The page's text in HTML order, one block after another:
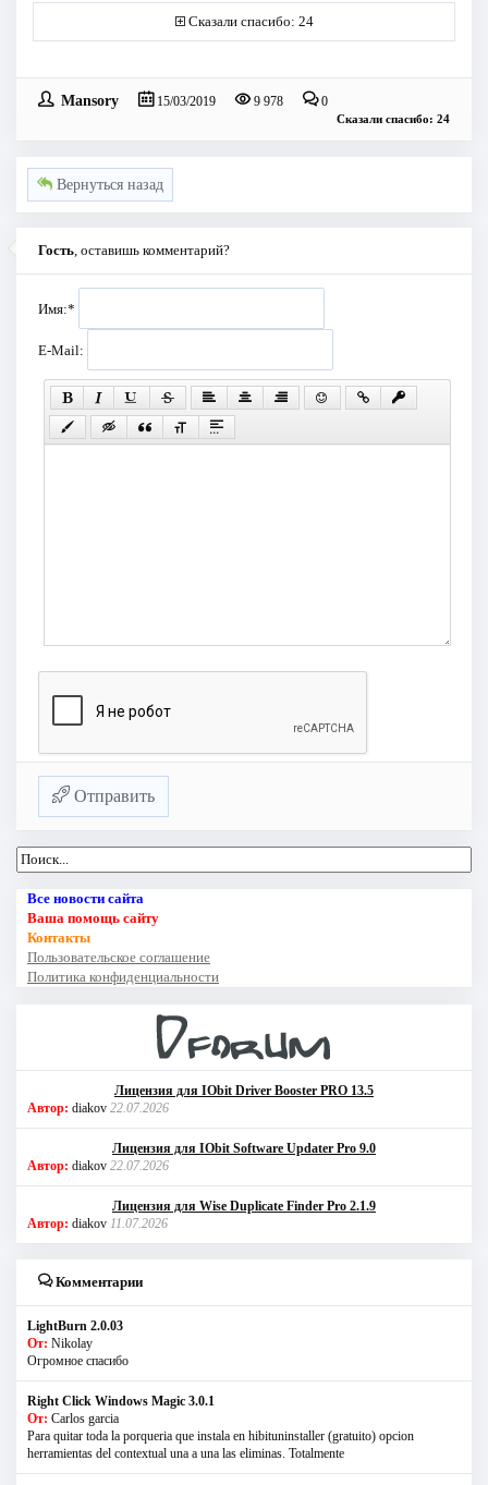
Сказали спасибо: 24
Mansory 15/03/2019 9 978 0
Сказали спасибо: 24
Вернуться назад
Гость, оставишь комментарий?
Имя:*
E-Mail:
Отправить
Все новости сайта
Ваша помощь сайту
Контакты
Пользовательское соглашение
Политика конфиденциальности
Лицензия для IObit Driver Booster PRO 13.5
Автор: diakov 22.07.2026
Лицензия для IObit Software Updater Pro 9.0
Автор: diakov 22.07.2026
Лицензия для Wise Duplicate Finder Pro 2.1.9
Автор: diakov 11.07.2026
Комментарии
LightBurn 2.0.03
От: Nikolay
Огромное спасибо
Right Click Windows Magic 3.0.1
От: Carlos garcia
Para quitar toda la porqueria que instala en hibituninstaller (gratuito) opcion
herramientas del contextual una a una las eliminas. Totalmente